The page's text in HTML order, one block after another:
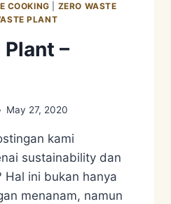
COOKING
ZERO WASTE
PLANT
–
May 27, 2020
kami
sustainability dan
Hal ini bukan hanya
menanam, namun